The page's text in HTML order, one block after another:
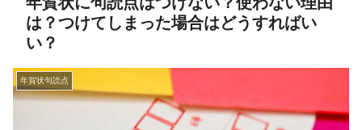
は？つけてしまった場合はどうすればい
い？
年賀状句読点